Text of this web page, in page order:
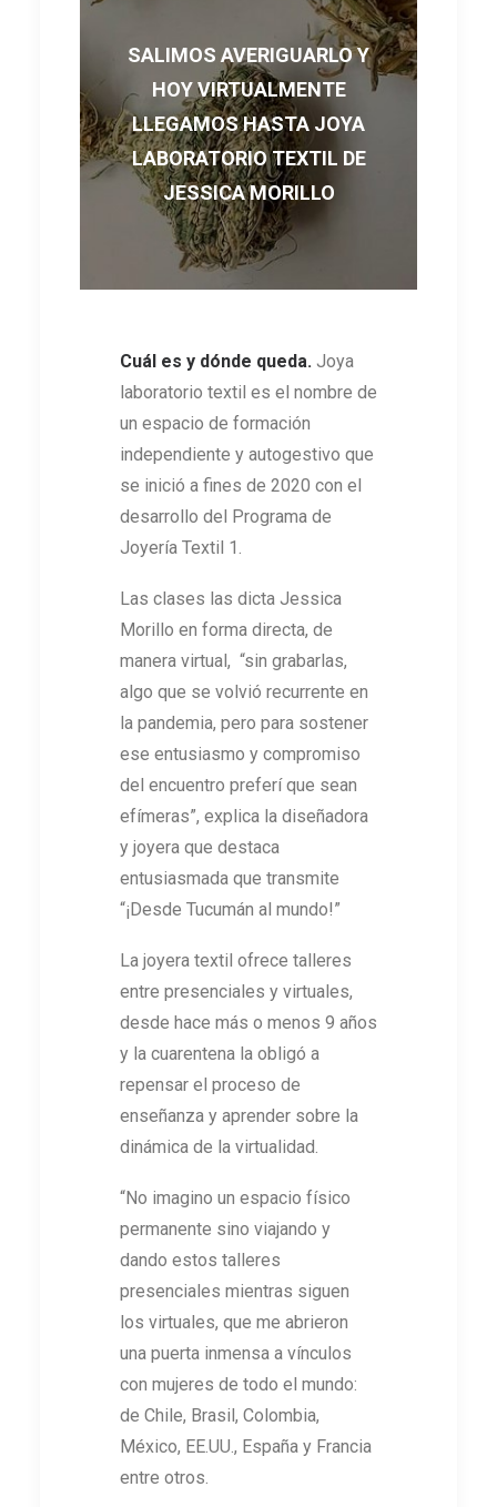
SALIMOS AVERIGUARLO Y
HOY VIRTUALMENTE
LLEGAMOS HASTA JOYA
LABORATORIO TEXTIL DE
JESSICA MORILLO
Cuál es y dónde queda. Joya
laboratorio textil es el nombre de
un espacio de formación
independiente y autogestivo que
se inició a fines de 2020 con el
desarrollo del Programa de
Joyería Textil 1.
Las clases las dicta Jessica
Morillo en forma directa, de
manera virtual, “sin grabarlas,
algo que se volvió recurrente en
la pandemia, pero para sostener
ese entusiasmo y compromiso
del encuentro preferí que sean
efímeras”, explica la diseñadora
y joyera que destaca
entusiasmada que transmite
“¡Desde Tucumán al mundo!”
La joyera textil ofrece talleres
entre presenciales y virtuales,
desde hace más o menos 9 años
y la cuarentena la obligó a
repensar el proceso de
enseñanza y aprender sobre la
dinámica de la virtualidad.
“No imagino un espacio físico
permanente sino viajando y
dando estos talleres
presenciales mientras siguen
los virtuales, que me abrieron
una puerta inmensa a vínculos
con mujeres de todo el mundo:
de Chile, Brasil, Colombia,
México, EE.UU., España y Francia
entre otros.